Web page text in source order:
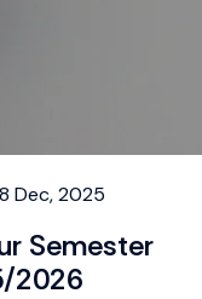
Dec, 2025
Semester
2026